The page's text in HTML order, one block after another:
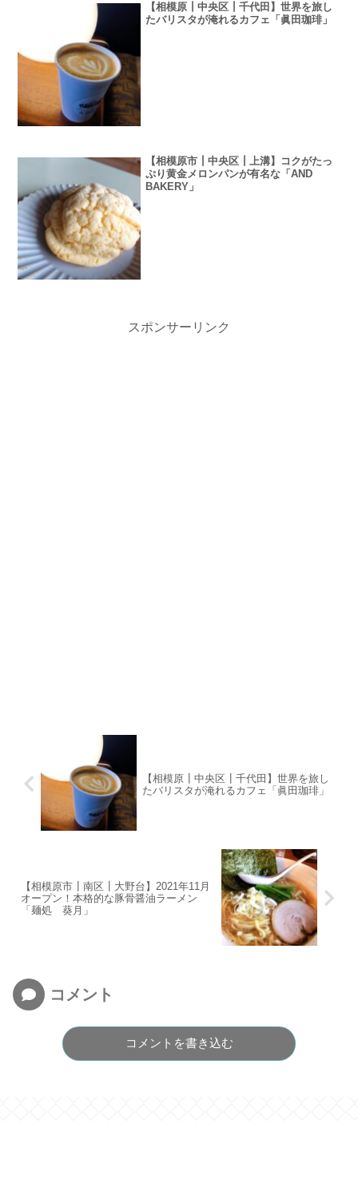
【相模原┃中央区┃千代田】世界を旅し
たバリスタが淹れるカフェ「眞田珈琲」
【相模原市┃中央区┃上溝】コクがたっ
ぷり黄金メロンパンが有名な「AND
BAKERY」
スポンサーリンク
【相模原┃中央区┃千代田】世界を旅し
たバリスタが淹れるカフェ「眞田珈琲」
【相模原市┃南区┃大野台】2021年11月
オープン！本格的な豚骨醤油ラーメン
「麺処 葵月」
コメント
コメントを書き込む